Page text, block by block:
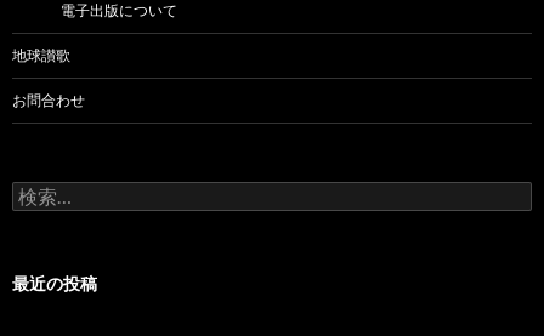
電子出版について
地球讃歌
お問合わせ
検
索:
最近の投稿